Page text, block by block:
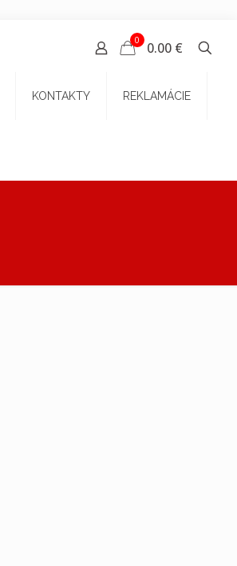
0 0.00 €
KONTAKTY REKLAMÁCIE